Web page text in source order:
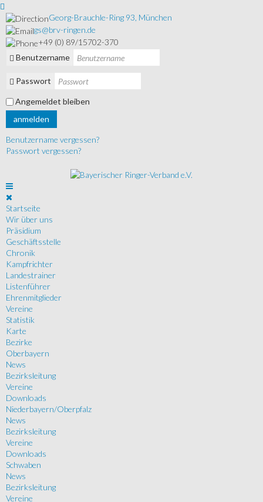
Georg-Brauchle-Ring 93, München
gs@brv-ringen.de
+49 (0) 89/15702-370
Benutzername
Passwort
Angemeldet bleiben
anmelden
Benutzername vergessen?
Passwort vergessen?
Startseite
Wir über uns
Präsidium
Geschäftsstelle
Chronik
Kampfrichter
Landestrainer
Listenführer
Ehrenmitglieder
Vereine
Statistik
Karte
Bezirke
Oberbayern
News
Bezirksleitung
Vereine
Downloads
Niederbayern/Oberpfalz
News
Bezirksleitung
Vereine
Downloads
Schwaben
News
Bezirksleitung
Vereine